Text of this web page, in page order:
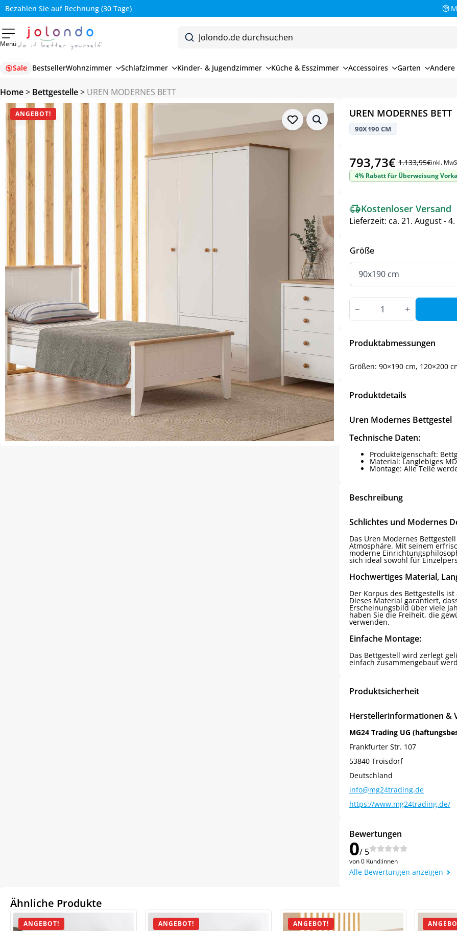
Bezahlen Sie auf Rechnung (30 Tage)
Menü
Sale BestsellerWohnzimmer Schlafzimmer Kinder- & Jugendzimmer Küche & Esszimmer Accessoires Garten Andere
Home> Bettgestelle> UREN MODERNES BETT
ANGEBOT! UREN MODERNES BETT
90X190 CM
1.133,95€
Ursprünglicher
Preis
1.133,95€
793,73€
Aktueller
Preis
793,73€.
inkl.
4% Rabatt für Überweisung
Kostenloser Versand
Lieferzeit: ca. 21. August -
Größe
UREN
MODERNES
BETT
Produktabmessungen
Größen: 90×190 cm, 120×200
Produktdetails
Uren Modernes Bettgestel
Technische Daten:
Produkteigenschaft:
Material: Langlebiges
Montage: Alle Teile
Beschreibung
Schlichtes und Modernes
Das Uren Modernes
Atmosphäre. Mit seinem
moderne
sich ideal sowohl für
Hochwertiges Material,
Der Korpus des Bettgestells
Dieses Material garantiert,
Erscheinungsbild über viele
haben Sie die Freiheit, die
verwenden.
Einfache Montage:
Das Bettgestell wird zerlegt
einfach zusammengebaut
Produktsicherheit
Herstellerinformationen &
MG24 Trading UG
Frankfurter Str. 107
53840 Troisdorf
Deutschland
info@mg24trading.de
https://www.mg24trading.de/
Bewertungen
0/ 5
von 0 Kund:innen
Alle Bewertungen anzeigen
Ähnliche Produkte
ANGEBOT! ANGEBOT! ANGEBOT!
5% Rabatt
auf Ihre erste Bestellung sichern!
Meinen Code senden